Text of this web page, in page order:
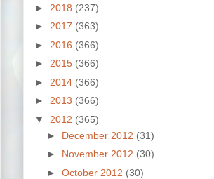
► 2018 (237)
► 2017 (363)
► 2016 (366)
► 2015 (366)
► 2014 (366)
► 2013 (366)
▼ 2012 (365)
► December 2012 (31)
► November 2012 (30)
► October 2012 (30)